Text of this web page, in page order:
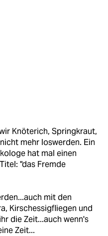
Knöterich, Springkraut,
mehr loswerden. Ein
hat mal einen
"das Fremde
mit den
Kirschessigfliegen und
die Zeit...auch wenn's
Zeit...